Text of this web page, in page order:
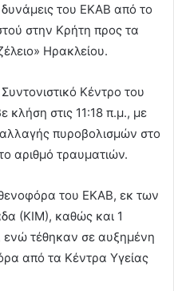
δυνάμεις του ΕΚΑΒ από το
στην Κρήτη προς τα
Ηρακλείου.
Κέντρο του
στις 11:18 π.μ., με
πυροβολισμών στο
αριθμό τραυματιών.
του ΕΚΑΒ, εκ των
(ΚΙΜ), καθώς και 1
ενώ τέθηκαν σε αυξημένη
από τα Κέντρα Υγείας